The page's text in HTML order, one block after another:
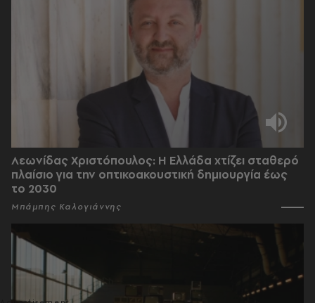
Λεωνίδας Χριστόπουλος: Η Ελλάδα χτίζει σταθερό
πλαίσιο για την οπτικοακουστική δημιουργία έως
το 2030
Μπάμπης Καλογιάννης